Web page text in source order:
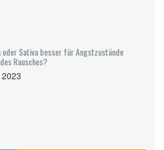
oder Sativa besser für Angstzustände
Rausches?